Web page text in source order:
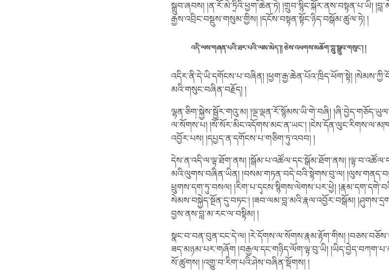
སྒྲུབ་ཞབས། །ན་རོ་མེ་ཏྲིའི་ཕྱག་ཆེན་ཏེ། །གྲུབ་སྙིང་སྐོར་ནས་བསྟན་པ་ཡི།
རྒྱས་འབྲིང་བསྡུས་གསུམ་གྱིས། །དངོས་བསྟན་སྟོང་ཉིད་བསྒོམ་ཚུལ་ཏེ། །
འདི་ལས་གཞན་པའི་ཐར་པའི་ལམ་མེད་།། ཅེས་འཕགས་མཆོག་ཀླུ་སྒྲུབ་གསུང་། །
འདིར་ནི་དེ་ཡི་དགོངས་པ་བཞིན། །ཕྱག་རྒྱ་ཆེན་པོའ་ཁྲིད་ཕོག་སྟེ།
མའི་གསུང་བཞིན་བརྗོད། །
ལྷན་ཅིག་སྐྱེས་སྦྱོར་གའུ་མ། །ལྔ་ལྡན་རོ་སྙོམས་ཡི་གེ་བཞི།
ལ་སོགས་པ། །སོ་སོར་མིང་འདོགས་མང་ན་ཡང་།
འབྱོར་པས། །དཔྱད་ན་དགོངས་པ་གཅིག་ཏུ་འབབ། །
དེས་ན་འདི་ལ་ལྟ་ཐོག་ནས། །སྒོམ་པ་འཚོལ་དང་སྒོམ་ཐོག་ནས།
མའི་ལུགས་བཞིན་ཡིན། །བསམ་གཏན་བདེ་བའི་སྟེགས་བུ་ལ།
ཕྲུགས་དག་ཏུ་བསལ། །རིག་པ་དྭངས་སྙིགས་ལེགས་པར་ཕྱེ།
སེམས་བསྐྱེད་སྔོན་དུ་བཏང་། །ཟབ་ལམ་བླ་མའི་རྣལ་འབྱོར་བསྒོམ།
བྱས་ནས་བླ་མ་རང་ལ་བསྟིམ། །
སྣང་བ་བན་བུན་ངང་དེ་ལ། །རེ་དོགས་ལ་སོགས་རྣམ་རྟོག་གིས།
ཟད་མཉམ་པར་གཞོག །བརྒྱལ་དང་གཉིད་ལོག་ལྟ་བུ་ཡི།
སོ་ཚུགས། །འགྱུ་བ་རིག་པའི་ཤེས་བཞིན་སྡོགས། །